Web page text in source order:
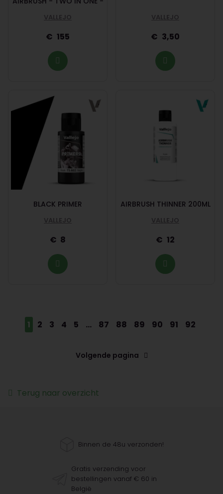
VALLEJO
155
VALLEJO
3,50
BLACK PRIMER
VALLEJO
8
AIRBRUSH THINNER 200ML
VALLEJO
12
1 2 3 4 5 ... 87 88 89 90 91 92
Volgende pagina
Terug naar overzicht
Binnen de 48u verzonden!
Gratis verzending voor
bestellingen vanaf € 60 in
België